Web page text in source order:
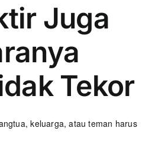
Juga
Tekor
keluarga, atau teman harus